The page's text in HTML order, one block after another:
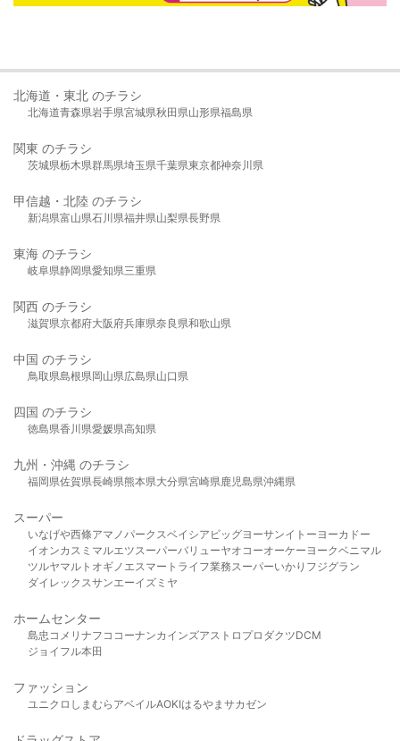
北海道・東北 のチラシ
北海道青森県岩手県宮城県秋田県山形県福島県
関東 のチラシ
茨城県栃木県群馬県埼玉県千葉県東京都神奈川県
甲信越・北陸 のチラシ
新潟県富山県石川県福井県山梨県長野県
東海 のチラシ
岐阜県静岡県愛知県三重県
関西 のチラシ
滋賀県京都府大阪府兵庫県奈良県和歌山県
中国 のチラシ
鳥取県島根県岡山県広島県山口県
四国 のチラシ
徳島県香川県愛媛県高知県
九州・沖縄 のチラシ
福岡県佐賀県長崎県熊本県大分県宮崎県鹿児島県沖縄県
スーパー
いなげや西條アマノパークスベイシア ビッグヨーサンイトーヨーカドー
イオンカスミ マルエツスーパーバリューヤオコーオーケー ヨークベニマル
ツルヤマルト オギノ エスマート ライフ業務スーパーいかり フジグラン
ダイレックスサンエーイズミヤ
ホームセンター
島忠 コメリ ナフコ コーナンカインズアストロプロダクツDCM
ジョイフル本田
ファッション
ユニクロ しまむら アベイルAOKIはるやま サカゼン